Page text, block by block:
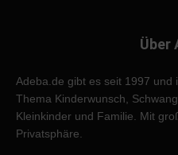
Über
Adeba.de gibt es seit 1997 und
Thema Kinderwunsch,
Kleinkinder und Familie. Mit
Privatsphäre.